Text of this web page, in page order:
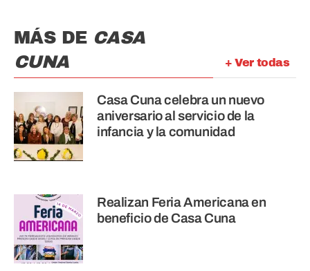
+ Ver todas
MÁS DE CASA
CUNA
Casa Cuna celebra un nuevo
aniversario al servicio de la
infancia y la comunidad
Realizan Feria Americana en
beneficio de Casa Cuna